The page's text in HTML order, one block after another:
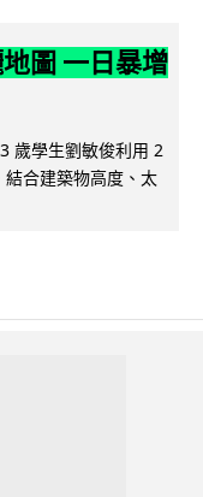
圖 一日暴增
歲學生劉敏俊利用 2
合建築物高度、太